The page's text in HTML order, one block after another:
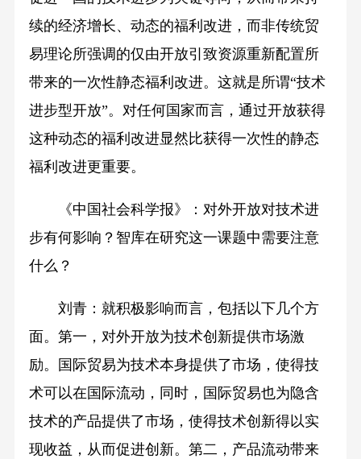
续的经济增长、动态的福利改进，而非传统贸
易理论所强调的仅由开放引致资源重新配置所
带来的一次性静态福利改进。这就是所谓“技术
进步型开放”。对任何国家而言，通过开放获得
这种动态的福利改进显然比获得一次性的静态
福利改进更重要。
《中国社会科学报》：对外开放对技术进
步有何影响？智库在研究这一课题中需要注意
什么？
刘青：就积极影响而言，包括以下几个方
面。第一，对外开放为技术创新提供市场激
励。国际贸易为技术本身提供了市场，使得技
术可以在国际流动，同时，国际贸易也为隐含
技术的产品提供了市场，使得技术创新得以实
现收益，从而促进创新。第二，产品流动带来